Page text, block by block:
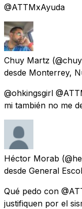
@ATTMxAyuda
Chuy Martz
desde Monterrey,
@ohkingsgirl
mi también no me
Héctor Morab
desde General
Qué pedo con
justifiquen por el